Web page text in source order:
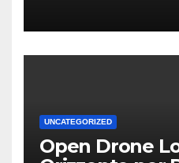
UNCATEGORIZED
Open Drone